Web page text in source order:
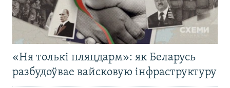
«Ня толькі пляцдарм»: як Беларусь
разбудоўвае вайсковую інфраструктуру